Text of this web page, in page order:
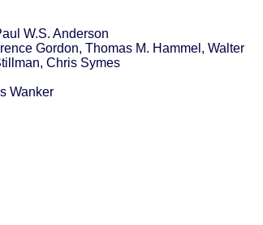
W.S. Anderson
Gordon, Thomas M. Hammel, Walter
Chris Symes
Wanker